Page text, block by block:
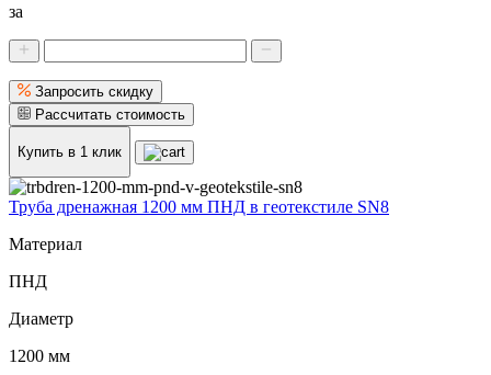
за
Запросить скидку
Рассчитать стоимость
Купить в 1 клик
Труба дренажная 1200 мм ПНД в геотекстиле SN8
Материал
ПНД
Диаметр
1200 мм